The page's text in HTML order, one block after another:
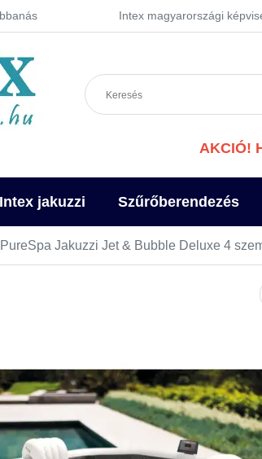
Intex magyarországi
AKCIÓ!
Intex jakuzzi Szűrőberendezés
PureSpa Jakuzzi Jet & Bubble Deluxe 4